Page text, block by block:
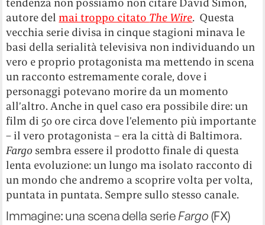
autore del mai troppo citato The Wire. Questa
vecchia serie divisa in cinque stagioni minava le
basi della serialità televisiva non individuando un
vero e proprio protagonista ma mettendo in scena
un racconto estremamente corale, dove i
personaggi potevano morire da un momento
all’altro. Anche in quel caso era possibile dire: un
film di 50 ore circa dove l’elemento più importante
– il vero protagonista – era la città di Baltimora.
Fargo sembra essere il prodotto finale di questa
lenta evoluzione: un lungo ma isolato racconto di
un mondo che andremo a scoprire volta per volta,
puntata in puntata. Sempre sullo stesso canale.
Immagine: una scena della serieFargo(FX)